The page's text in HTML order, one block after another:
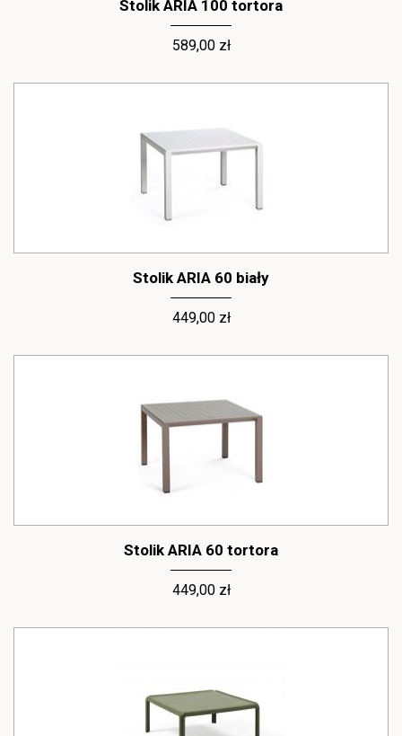
Stolik ARIA 100 tortora
589,00 zł
Stolik ARIA 60 biały
449,00 zł
Stolik ARIA 60 tortora
449,00 zł